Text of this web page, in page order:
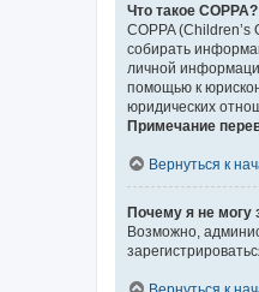
Что такое COPPA?
COPPA
собирать
личной
помощью к
юридических
Примечание
Вернуться к
Почему я не могу
Возможно,